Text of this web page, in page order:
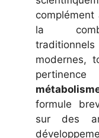
la
traditionnels
modernes,
formule
sur des